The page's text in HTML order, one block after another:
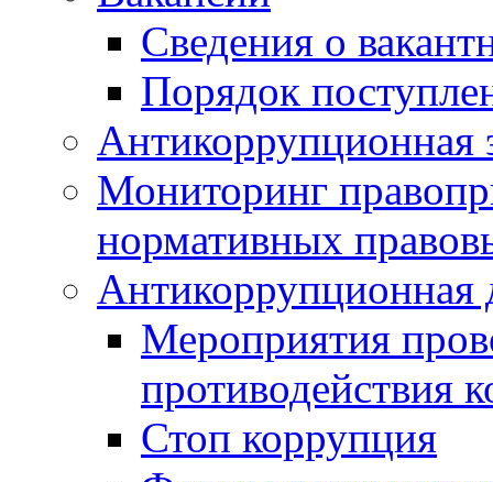
Сведения о
Порядок
Антикоррупционная
Мониторинг
нормативных
Антикоррупционная
Мероприятия
противодействия
Стоп коррупция